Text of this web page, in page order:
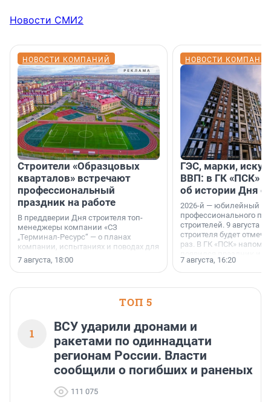
Новости СМИ2
НОВОСТИ КОМПАНИЙ
Строители «Образцовых
кварталов» встречают
профессиональный
праздник на работе
В преддверии Дня строителя топ-
менеджеры компании «СЗ
„Терминал-Ресурс“ — о планах
компании, испытаниях и поводах для
осторожного оптимизма.
7 августа, 18:00
НОВОСТИ
ГЭС, марки,
ВВП: в ГК «ПСК»
об истории Дня
2026-й — юбилейный
профессионального
строителей. 9 августа
строителя будет
раз. В ГК «ПСК»
поменялась роль
7 августа, 16:20
ТОП 5
1
ВСУ ударили дронами и
ракетами по одиннадцати
регионам России. Власти
сообщили о погибших и раненых
111 075